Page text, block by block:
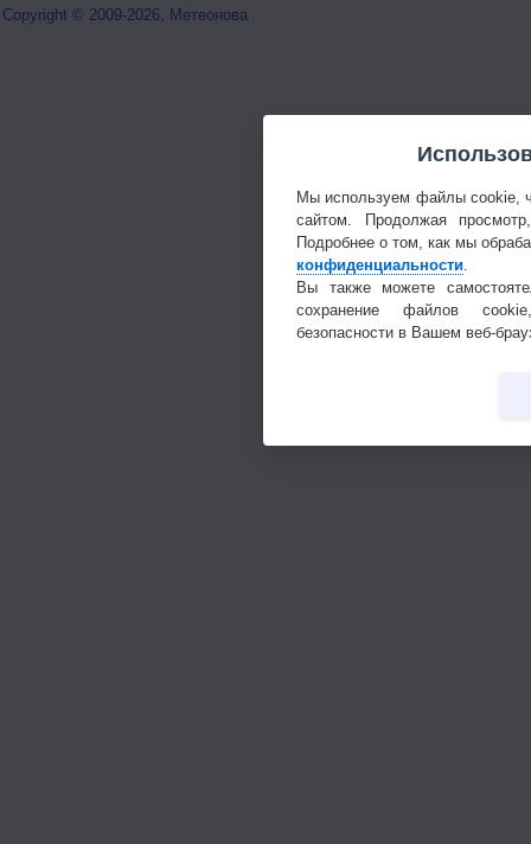
Copyright © 2009-2026, Метеонова
Мы используем файлы cookie,
сайтом. Продолжая
Подробнее о том, как мы
конфиденциальности.
Вы также можете
сохранение файлов
безопасности в Вашем веб-